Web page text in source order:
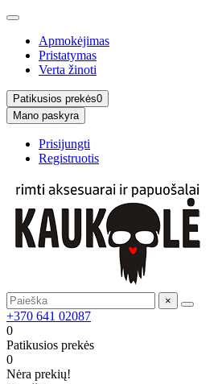
Apmokėjimas
Pristatymas
Verta žinoti
Patikusios prekės0
Mano paskyra
Prisijungti
Registruotis
×
+370 641 02087
0
Patikusios prekės
0
Nėra prekių!